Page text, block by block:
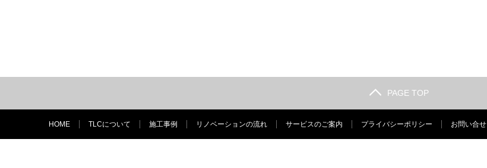
PAGE TOP
HOME TLCについて 施工事例 リノベーションの流れ サービスのご案内 プライバシーポリシー お問い合せ